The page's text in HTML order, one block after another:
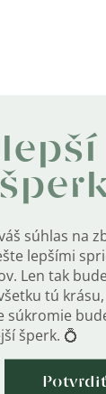
lepší
súhlas na
lepšími
Len tak
tú
súkromie
šperk. 💍
EAN: